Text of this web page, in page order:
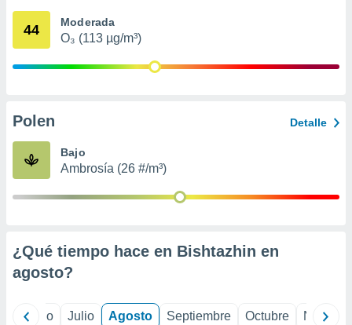
mediante
publicidad
de
44 Moderada
O₃ (113 µg/m³)
Polen Detalle
Bajo
Ambrosía (26 #/m³)
¿Qué tiempo hace en Bishtazhin en
agosto?
Junio Julio Agosto Septiembre Octubre